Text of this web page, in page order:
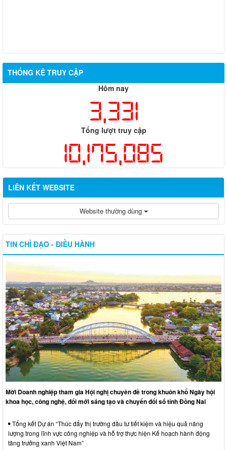
THỐNG KÊ TRUY CẬP
Hôm nay
3,331
Tổng lượt truy cập
10,175,085
LIÊN KẾT WEBSITE
Website thường dùng
TIN CHỈ ĐẠO - ĐIỀU HÀNH
Mời Doanh nghiệp tham gia Hội nghị chuyên đề trong khuôn khổ Ngày hội
khoa học, công nghệ, đổi mới sáng tạo và chuyển đổi số tỉnh Đồng Nai
Tổng kết Dự án “Thúc đẩy thị trường đầu tư tiết kiệm và hiệu quả năng
lượng trong lĩnh vực công nghiệp và hỗ trợ thực hiện Kế hoạch hành động
tăng trưởng xanh Việt Nam”